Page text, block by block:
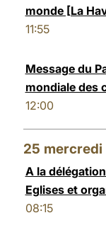
monde [La
11:55
Message du
mondiale des
12:00
25 mercredi
A la
Eglises et
08:15